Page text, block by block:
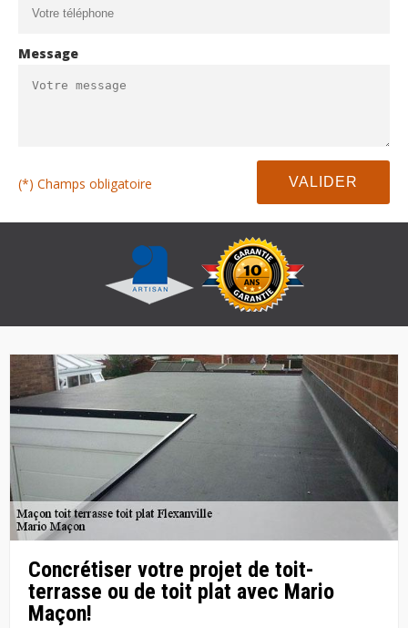
Message
(*) Champs obligatoire
Concrétiser votre projet de toit-
terrasse ou de toit plat avec Mario
Maçon!